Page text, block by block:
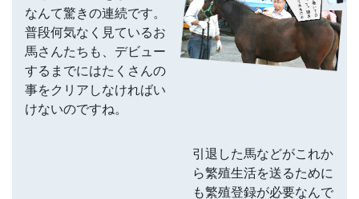
なんて驚きの連続です。
普段何気なく見ているお
馬さんたちも、デビュー
するまでにはたくさんの
事をクリアしなければい
けないのですね。
引退した馬などがこれか
ら繁殖生活を送るために
も繁殖登録が必要なんで